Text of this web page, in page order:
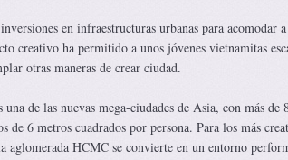
en infraestructuras urbanas para acomodar
creativo ha permitido a unos jóvenes vietnamitas
otras maneras de crear ciudad.
de las nuevas mega-ciudades de Asia, con más de
de 6 metros cuadrados por persona. Para los más
aglomerada HCMC se convierte en un entorno